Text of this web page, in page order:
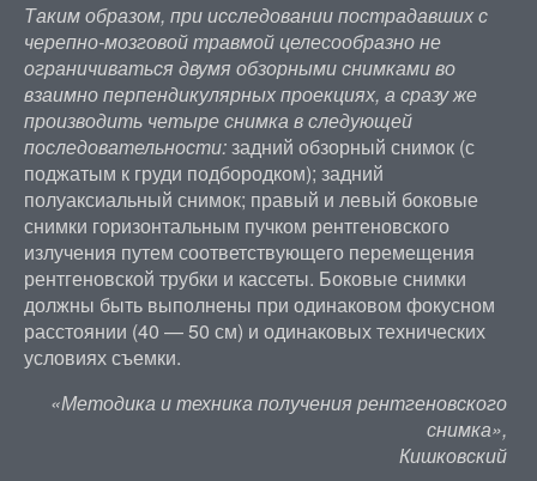
Таким образом, при исследовании пострадавших с
черепно-мозговой травмой целесообразно не
ограничиваться двумя обзорными снимками во
взаимно перпендикулярных проекциях, а сразу же
производить четыре снимка в следующей
последовательности:задний обзорный снимок (с
поджатым к груди подбородком); задний
полуаксиальный снимок; правый и левый боковые
снимки горизонтальным пучком рентгеновского
излучения путем соответствующего перемещения
рентгеновской трубки и кассеты. Боковые снимки
должны быть выполнены при одинаковом фокусном
расстоянии (40 — 50 см) и одинаковых технических
условиях съемки.
«Методика и техника получения рентгеновского
снимка»,
Кишковский